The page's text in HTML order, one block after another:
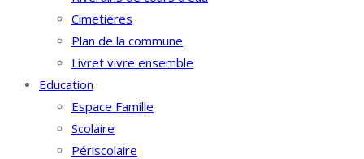
Cimetières
Plan de la commune
Livret vivre ensemble
Education
Espace Famille
Scolaire
Périscolaire